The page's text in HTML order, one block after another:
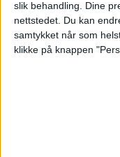
slik behandling. Dine
nettstedet. Du kan
samtykket når som
klikke på knappen
Her fjernes
etter flere